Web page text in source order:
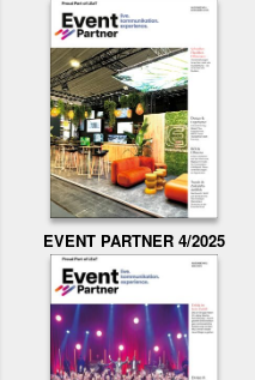
EVENT PARTNER 4/2025